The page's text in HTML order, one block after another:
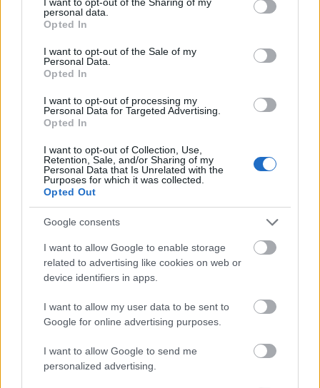
grant or deny consent to Google and its third-party tags to
use your data for below specified purposes in below Google
consent section.
personal data.
Opted In
I want to opt-out of the Sale of my
Personal Data.
Opted In
I want to opt-out of processing my
Personal Data for Targeted Advertising.
Opted In
I want to opt-out of Collection, Use,
Retention, Sale, and/or Sharing of my
Personal Data that Is Unrelated with the
Purposes for which it was collected.
Opted Out
Google consents
I want to allow Google to enable storage
related to advertising like cookies on web or
device identifiers in apps.
I want to allow my user data to be sent to
Google for online advertising purposes.
I want to allow Google to send me
personalized advertising.
hogy exponenciálisan növekedne a menedzsment
overhead.
sebessége. A hagyományos ügynökségek tipikusan
kampányciklusokban működnek – tervezés,
végrehajtás, mérés, finomhangolás – hetek vagy
hónapok közötti iterációkkal. Az AI-alapú
ügynökségek folyamatos tanulási hurkokban
működnek, valós időben tesztelnek és
optimalizálnak. Ez a gyorsított visszacsatolási ciklus
azt jelenti, hogy az insightok gyorsabban kerülnek
alkalmazásra, a hibák hamarabb javításra kerülnek,
és a lehetőségek korábban kerülnek megragadásra,
idővel kompenzálva a teljesítményelőnyt.
Ezenkívül az AI ügynökségek kiváló skálázhatóságot
biztosítanak. Ahogy az üzlet növekszik, emberi
erőforrások hozzáadása a megnövekedett
komplexitás kezeléséhez költséges és lassú. Az AI
rendszerek ezzel szemben exponenciális növekedést
tudnak kezelni adatmennyiségben, kampány-
komplexitásban vagy piaci lefedettségben
elengedhetetlen az agresszív terjeszkedési
stratégiákat követő európai vállalkozások számára a